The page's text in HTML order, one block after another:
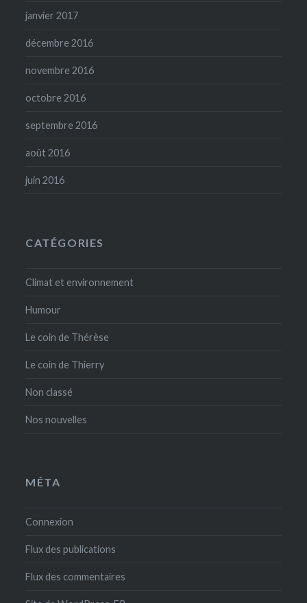
janvier 2017
décembre 2016
novembre 2016
octobre 2016
septembre 2016
août 2016
juin 2016
CATÉGORIES
Climat et environnement
Humour
Le coin de Thérèse
Le coin de Thierry
Non classé
Nos nouvelles
MÉTA
Connexion
Flux des publications
Flux des commentaires